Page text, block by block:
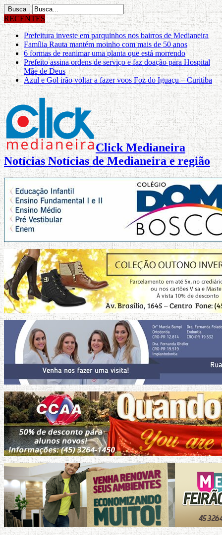
RECENTES
Prefeitura investe em parquinhos nos bairros de Medianeira
Família Rauta mantém moinho com mais de 50 anos
6 formas de reanimar uma planta que está morrendo
Prefeito assina ordens de serviço e faz doação para Hospital
Mãe de Deus
Azul e Gol irão voltar a fazer voos Foz do Iguaçu – Curitiba
Click Medianeira
Notícias Notícias de Medianeira e região